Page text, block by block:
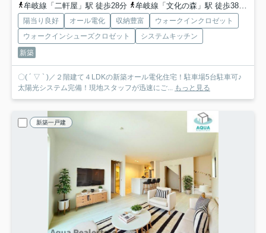
牟岐線「二軒屋」駅 徒歩28分
牟岐線「文化の森」駅 徒歩38分
陽当り良好 オール電化 収納豊富
ウォークインクロゼット
ウォークインシューズクロゼット
システムキッチン
新築
〇( ´ ▽ ` )／２階建て４LDKの新築オール電化住宅！駐車場5台駐車可♪
太陽光システム完備！現地スタッフが迅速にご...
もっと見る
新築一戸建